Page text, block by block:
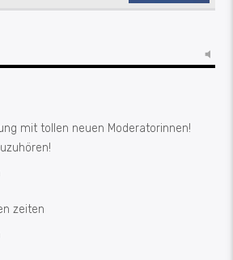
mit tollen neuen Moderatorinnen!
zeiten